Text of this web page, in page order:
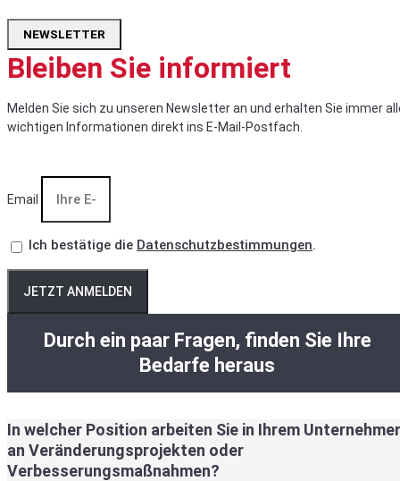
NEWSLETTER
Bleiben Sie informiert
Melden Sie sich zu unseren Newsletter an und erhalten Sie immer
wichtigen Informationen direkt ins E-Mail-Postfach.
Email
Ich bestätige die Datenschutzbestimmungen.
JETZT ANMELDEN
Durch ein paar Fragen, finden Sie Ihre
Bedarfe heraus
In welcher Position arbeiten Sie in Ihrem
an Veränderungsprojekten oder
Verbesserungsmaßnahmen?